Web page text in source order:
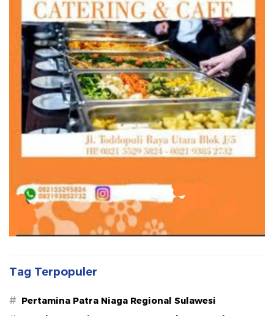
Tag Terpopuler
# Pertamina Patra Niaga Regional Sulawesi